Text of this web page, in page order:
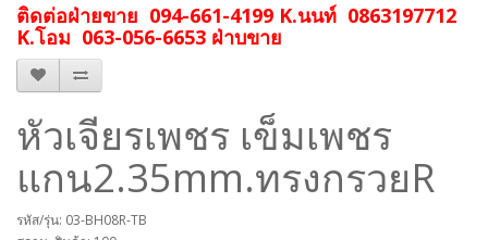
ติดต่อฝ่ายขาย 094-661-4199 K.นนท์ 0863197712
K.โอม 063-056-6653 ฝ่าบขาย
หัวเจียรเพชร เข็มเพชร
แกน2.35mm.ทรงกรวยR
รหัส/รุ่น: 03-BH08R-TB